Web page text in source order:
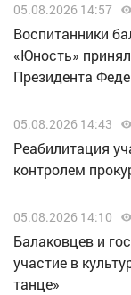
05.08.2026 14:57
Воспитанники
«Юность»
Президента
05.08.2026 14:43
Реабилитация
контролем
05.08.2026 14:10
Балаковцев и
участие в
танце»